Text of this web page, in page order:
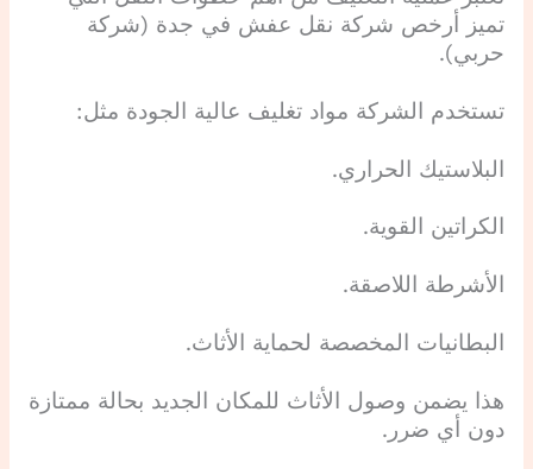
تميز أرخص شركة نقل عفش في جدة (شركة
حربي).
تستخدم الشركة مواد تغليف عالية الجودة مثل:
البلاستيك الحراري.
الكراتين القوية.
الأشرطة اللاصقة.
البطانيات المخصصة لحماية الأثاث.
هذا يضمن وصول الأثاث للمكان الجديد بحالة ممتازة
دون أي ضرر.